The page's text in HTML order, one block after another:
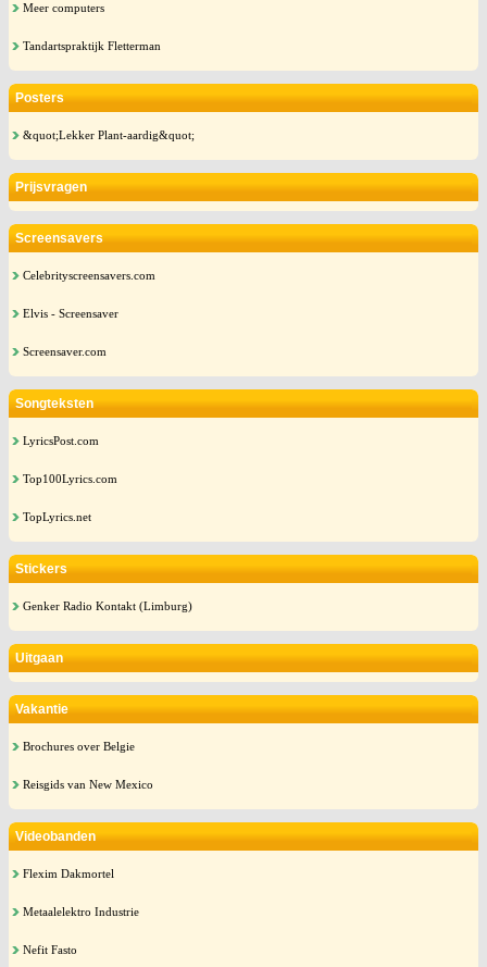
Meer computers
Tandartspraktijk Fletterman
Posters
&quot;Lekker Plant-aardig&quot;
Prijsvragen
Screensavers
Celebrityscreensavers.com
Elvis - Screensaver
Screensaver.com
Songteksten
LyricsPost.com
Top100Lyrics.com
TopLyrics.net
Stickers
Genker Radio Kontakt (Limburg)
Uitgaan
Vakantie
Brochures over Belgie
Reisgids van New Mexico
Videobanden
Flexim Dakmortel
Metaalelektro Industrie
Nefit Fasto